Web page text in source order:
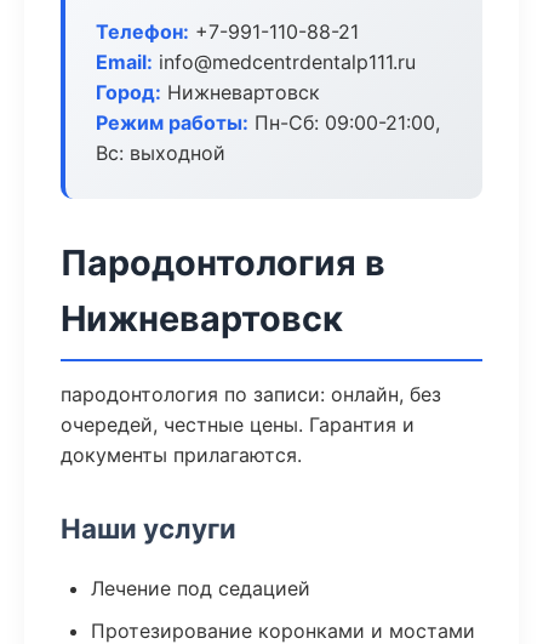
Телефон: +7-991-110-88-21
Email: info@medcentrdentalp111.ru
Город: Нижневартовск
Режим работы: Пн-Сб: 09:00-21:00,
Вс: выходной
Пародонтология в
Нижневартовск
пародонтология по записи: онлайн, без
очередей, честные цены. Гарантия и
документы прилагаются.
Наши услуги
Лечение под седацией
Протезирование коронками и мостами